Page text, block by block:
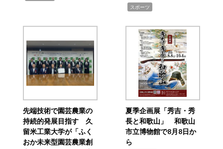
スポーツ
先端技術で園芸農業の
持続的発展目指す 久
留米工業大学が「ふく
おか未来型園芸農業創
夏季企画展「秀吉・秀
長と和歌山」 和歌山
市立博物館で8月8日か
ら